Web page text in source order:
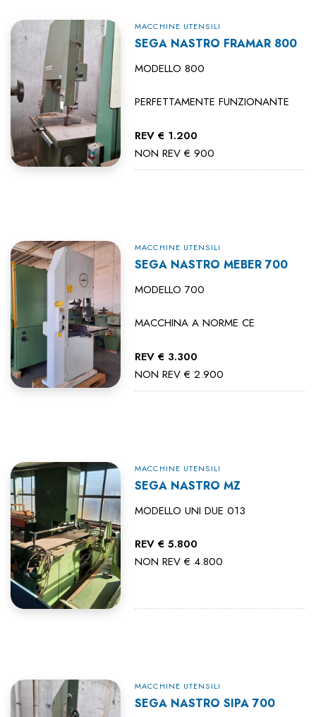
MACCHINE UTENSILI
SEGA NASTRO FRAMAR 800
MODELLO 800
PERFETTAMENTE FUNZIONANTE
REV € 1.200
NON REV € 900
MACCHINE UTENSILI
SEGA NASTRO MEBER 700
MODELLO 700
MACCHINA A NORME CE
REV € 3.300
NON REV € 2.900
MACCHINE UTENSILI
SEGA NASTRO MZ
MODELLO UNI DUE 013
REV € 5.800
NON REV € 4.800
MACCHINE UTENSILI
SEGA NASTRO SIPA 700